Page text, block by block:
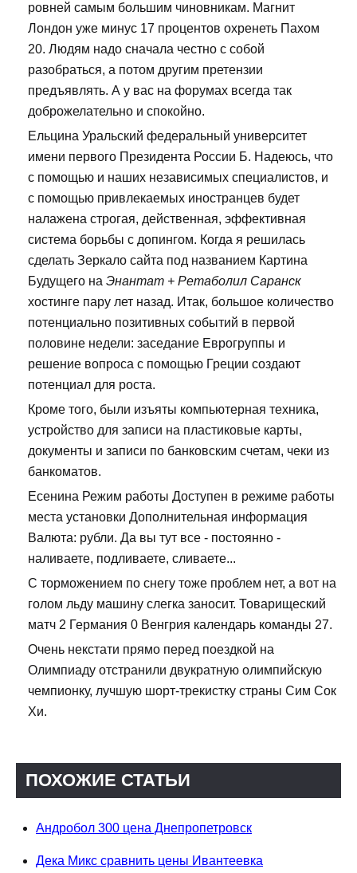
ровней самым большим чиновникам. Магнит
Лондон уже минус 17 процентов охренеть Пахом
20. Людям надо сначала честно с собой
разобраться, а потом другим претензии
предъявлять. А у вас на форумах всегда так
доброжелательно и спокойно.
Ельцина Уральский федеральный университет
имени первого Президента России Б. Надеюсь, что
с помощью и наших независимых специалистов, и
с помощью привлекаемых иностранцев будет
налажена строгая, действенная, эффективная
система борьбы с допингом. Когда я решилась
сделать Зеркало сайта под названием Картина
Будущего на Энантат + Ретаболил Саранск
хостинге пару лет назад. Итак, большое количество
потенциально позитивных событий в первой
половине недели: заседание Еврогруппы и
решение вопроса с помощью Греции создают
потенциал для роста.
Кроме того, были изъяты компьютерная техника,
устройство для записи на пластиковые карты,
документы и записи по банковским счетам, чеки из
банкоматов.
Есенина Режим работы Доступен в режиме работы
места установки Дополнительная информация
Валюта: рубли. Да вы тут все - постоянно -
наливаете, подливаете, сливаете...
С торможением по снегу тоже проблем нет, а вот на
голом льду машину слегка заносит. Товарищеский
матч 2 Германия 0 Венгрия календарь команды 27.
Очень некстати прямо перед поездкой на
Олимпиаду отстранили двукратную олимпийскую
чемпионку, лучшую шорт-трекистку страны Сим Сок
Хи.
ПОХОЖИЕ СТАТЬИ
Андробол 300 цена Днепропетровск
Дека Микс сравнить цены Ивантеевка